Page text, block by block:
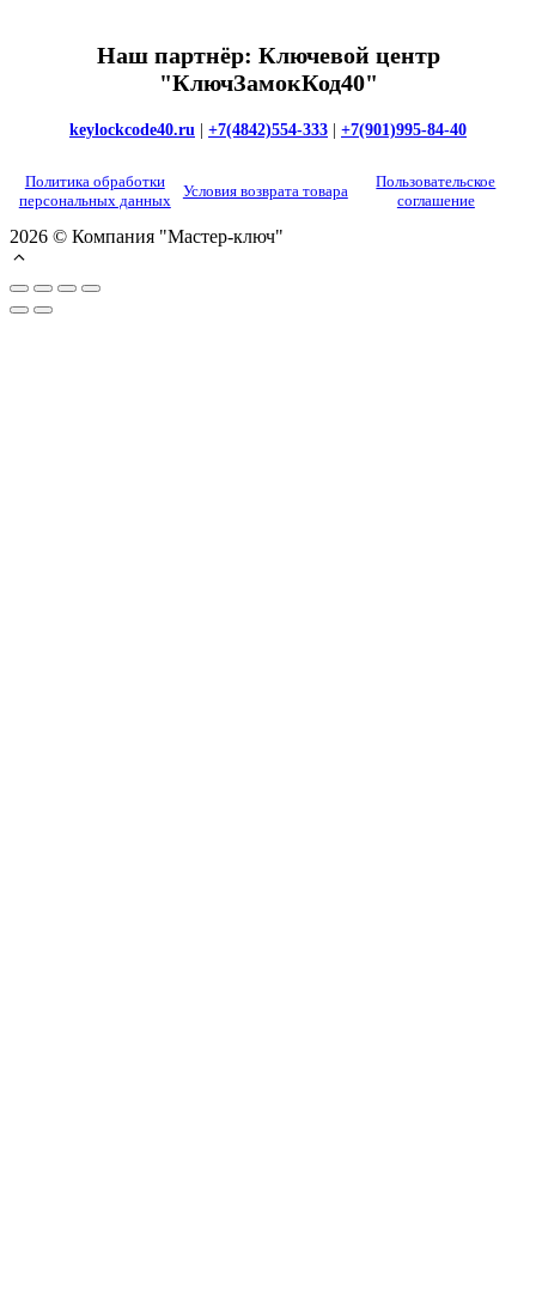
Наш партнёр: Ключевой центр
"КлючЗамокКод40"
keylockcode40.ru +7(4842)554-333 +7(901)995-84-40
Политика обработки
персональных данных
Условия возврата товара
Пользовательское
соглашение
2026 © Компания "Мастер-ключ"